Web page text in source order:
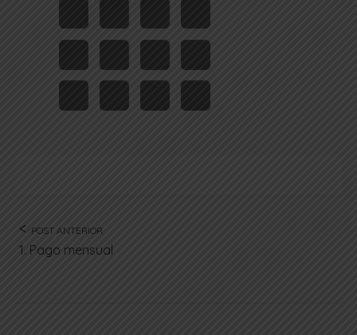
POST ANTERIOR
1. Pago mensual